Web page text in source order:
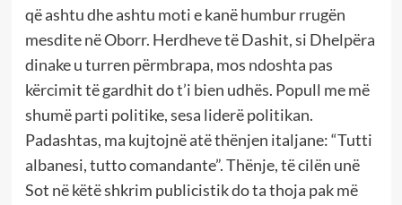
që ashtu dhe ashtu moti e kanë humbur rrugën
mesdite në Oborr. Herdheve të Dashit, si Dhelpëra
dinake u turren përmbrapa, mos ndoshta pas
kërcimit të gardhit do t’i bien udhës. Popull me më
shumë parti politike, sesa liderë politikan.
Padashtas, ma kujtojnë atë thënjen italjane: “Tutti
albanesi, tutto comandante”. Thënje, të cilën unë
Sot në këtë shkrim publicistik do ta thoja pak më